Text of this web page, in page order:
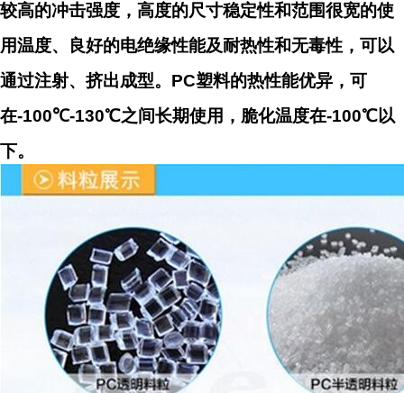
较高的冲击强度，高度的尺寸稳定性和范围很宽的使
用温度、良好的电绝缘性能及耐热性和无毒性，可以
通过注射、挤出成型。 PC塑料的热性能优异，可
在-100℃-130℃之间长期使用，脆化温度在-100℃以
下。